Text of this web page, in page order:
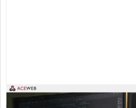
株式会社ナカハラ
は、高崎市を拠点に